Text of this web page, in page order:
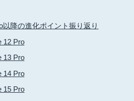
以降の進化ポイント振り返り
12 Pro
13 Pro
14 Pro
15 Pro